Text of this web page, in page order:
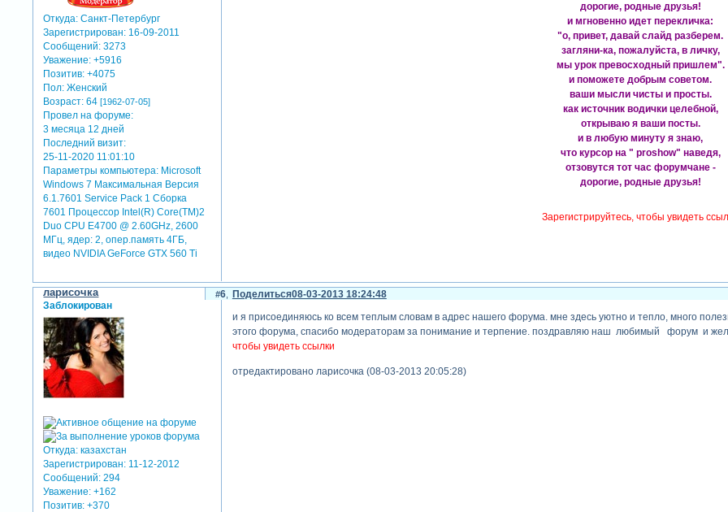
Откуда: Санкт-Петербург
Зарегистрирован: 16-09-2011
Сообщений: 3273
Уважение: +5916
Позитив: +4075
Пол: Женский
Возраст: 64[1962-07-05]
Провел на форуме:
3 месяца 12 дней
Последний визит:
25-11-2020 11:01:10
Параметры компьютера: Microsoft
Windows 7 Максимальная Версия
6.1.7601 Service Pack 1 Сборка
7601 Процессор Intel(R) Core(TM)2
Duo CPU E4700 @ 2.60GHz, 2600
МГц, ядер: 2, опер.память 4ГБ,
видео NVIDIA GeForce GTX 560 Ti
дорогие, родные друзья!
и мгновенно идет перекличка:
"о, привет, давай слайд разберем.
загляни-ка, пожалуйста, в личку,
мы урок превосходный пришлем".
и поможете добрым советом.
ваши мысли чисты и просты.
как источник водички целебной,
открываю я ваши посты.
и в любую минуту я знаю,
что курсор на " proshow" наведя,
отзовутся тот час форумчане -
дорогие, родные друзья!
Зарегистрируйтесь, чтобы увидеть
Поделиться
6 08-03-2013 18:24:48
ларисочка
Заблокирован
Откуда: казахстан
Зарегистрирован: 11-12-2012
Сообщений: 294
Уважение: +162
Позитив: +370
и я присоединяюсь ко всем теплым словам в адрес нашего форума. мне здесь уютно и тепло, много
этого форума, спасибо модераторам за понимание и терпение. поздравляю наш любимый форум и
чтобы увидеть ссылки
отредактировано ларисочка (08-03-2013 20:05:28)